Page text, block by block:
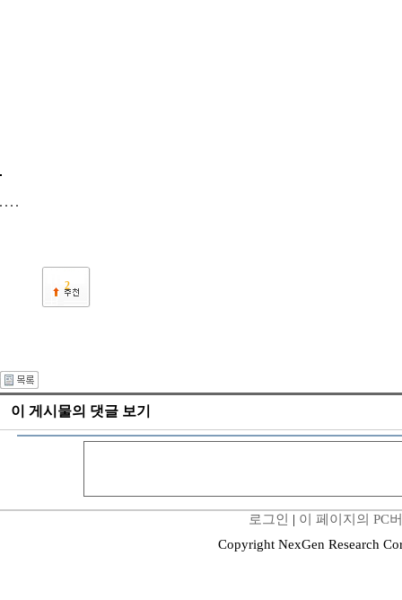
2
이 게시물의 댓글 보기
로그인 | 이 페이지의 PC
Copyright NexGen Research